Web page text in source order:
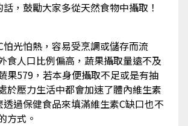
，鼓勵大家多從天然食物中攝取！
怕光怕熱，容易受烹調或儲存而流
食人口比例偏高，蔬果攝取量遠不及
果579，若本身便攝取不足或是有抽
於壓力生活中都會加速了體內維生素
過保健食品來填滿維生素C缺口也不
方式。